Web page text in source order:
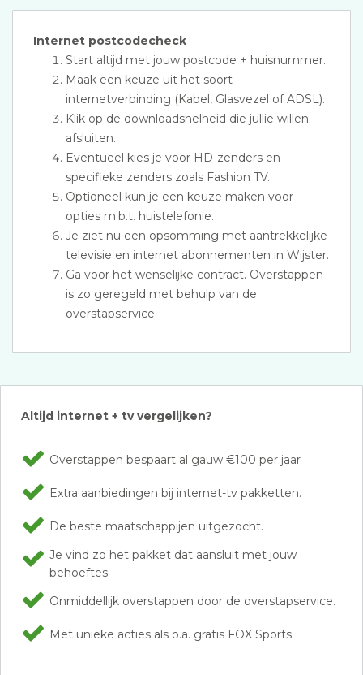
Internet postcodecheck
Start altijd met jouw postcode + huisnummer.
Maak een keuze uit het soort
internetverbinding (Kabel, Glasvezel of ADSL).
Klik op de downloadsnelheid die jullie willen
afsluiten.
Eventueel kies je voor HD-zenders en
specifieke zenders zoals Fashion TV.
Optioneel kun je een keuze maken voor
opties m.b.t. huistelefonie.
Je ziet nu een opsomming met aantrekkelijke
televisie en internet abonnementen in Wijster.
Ga voor het wenselijke contract. Overstappen
is zo geregeld met behulp van de
overstapservice.
Altijd internet + tv vergelijken?
Overstappen bespaart al gauw €100 per jaar
Extra aanbiedingen bij internet-tv pakketten.
De beste maatschappijen uitgezocht.
Je vind zo het pakket dat aansluit met jouw
behoeftes.
Onmiddellijk overstappen door de overstapservice.
Met unieke acties als o.a. gratis FOX Sports.